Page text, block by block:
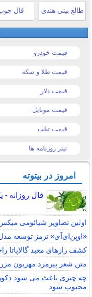
طالع بینی هندی فال
قیمت خودرو
قیمت طلا و سکه
قیمت دلار
قیمت موبایل
قیمت تبلت
تیتر روزنامه ها
امروز در بیتوته
فال روزانه - یکشنبه
اولین تصاویر شیائومی میکس فولد ۵
«اوپن‌ای‌آی» ترمز توسعه
کشف رازهای معبد گالاپاتا
متن شعر پیرمرد مهربون
چه چیزی باعث می شود
محبوب شود